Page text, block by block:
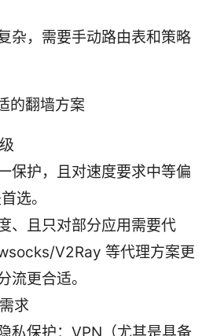
杂，需要手动路由表和策略
的翻墙方案
保护，且对速度要求中等偏
选。
、且只对部分应用需要代
V2Ray 等代理方案更
流更合适。
求
私保护：VPN（尤其是具备